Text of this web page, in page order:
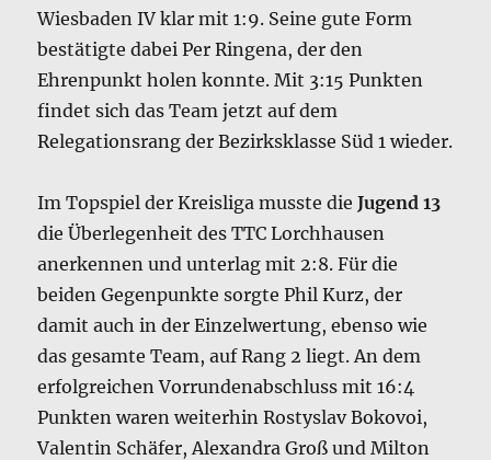
Wiesbaden IV klar mit 1:9. Seine gute Form
bestätigte dabei Per Ringena, der den
Ehrenpunkt holen konnte. Mit 3:15 Punkten
findet sich das Team jetzt auf dem
Relegationsrang der Bezirksklasse Süd 1 wieder.
Im Topspiel der Kreisliga musste die Jugend 13
die Überlegenheit des TTC Lorchhausen
anerkennen und unterlag mit 2:8. Für die
beiden Gegenpunkte sorgte Phil Kurz, der
damit auch in der Einzelwertung, ebenso wie
das gesamte Team, auf Rang 2 liegt. An dem
erfolgreichen Vorrundenabschluss mit 16:4
Punkten waren weiterhin Rostyslav Bokovoi,
Valentin Schäfer, Alexandra Groß und Milton